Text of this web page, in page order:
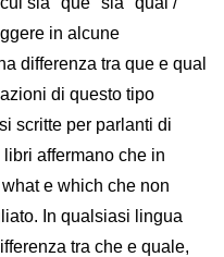
in alcune
differenza tra que e qual
di questo tipo
scritte per parlanti di
affermano che in
e which che non
In qualsiasi lingua
tra che e quale,